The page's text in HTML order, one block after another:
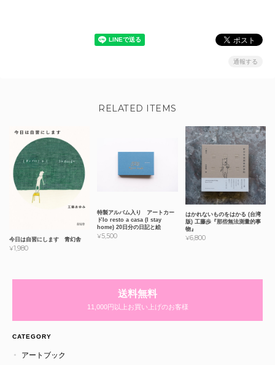
通報する
RELATED ITEMS
今日は自習にします 青幻舎
¥1,980
特製アルバム入り アートカー
ドIo resto a casa (I stay
home) 20日分の日記と絵
¥5,500
はかれないものをはかる (台湾
版) 工藤歩『那些無法測量的事
物』
¥6,800
送料無料
11,000円以上お買い上げのお客様
CATEGORY
アートブック